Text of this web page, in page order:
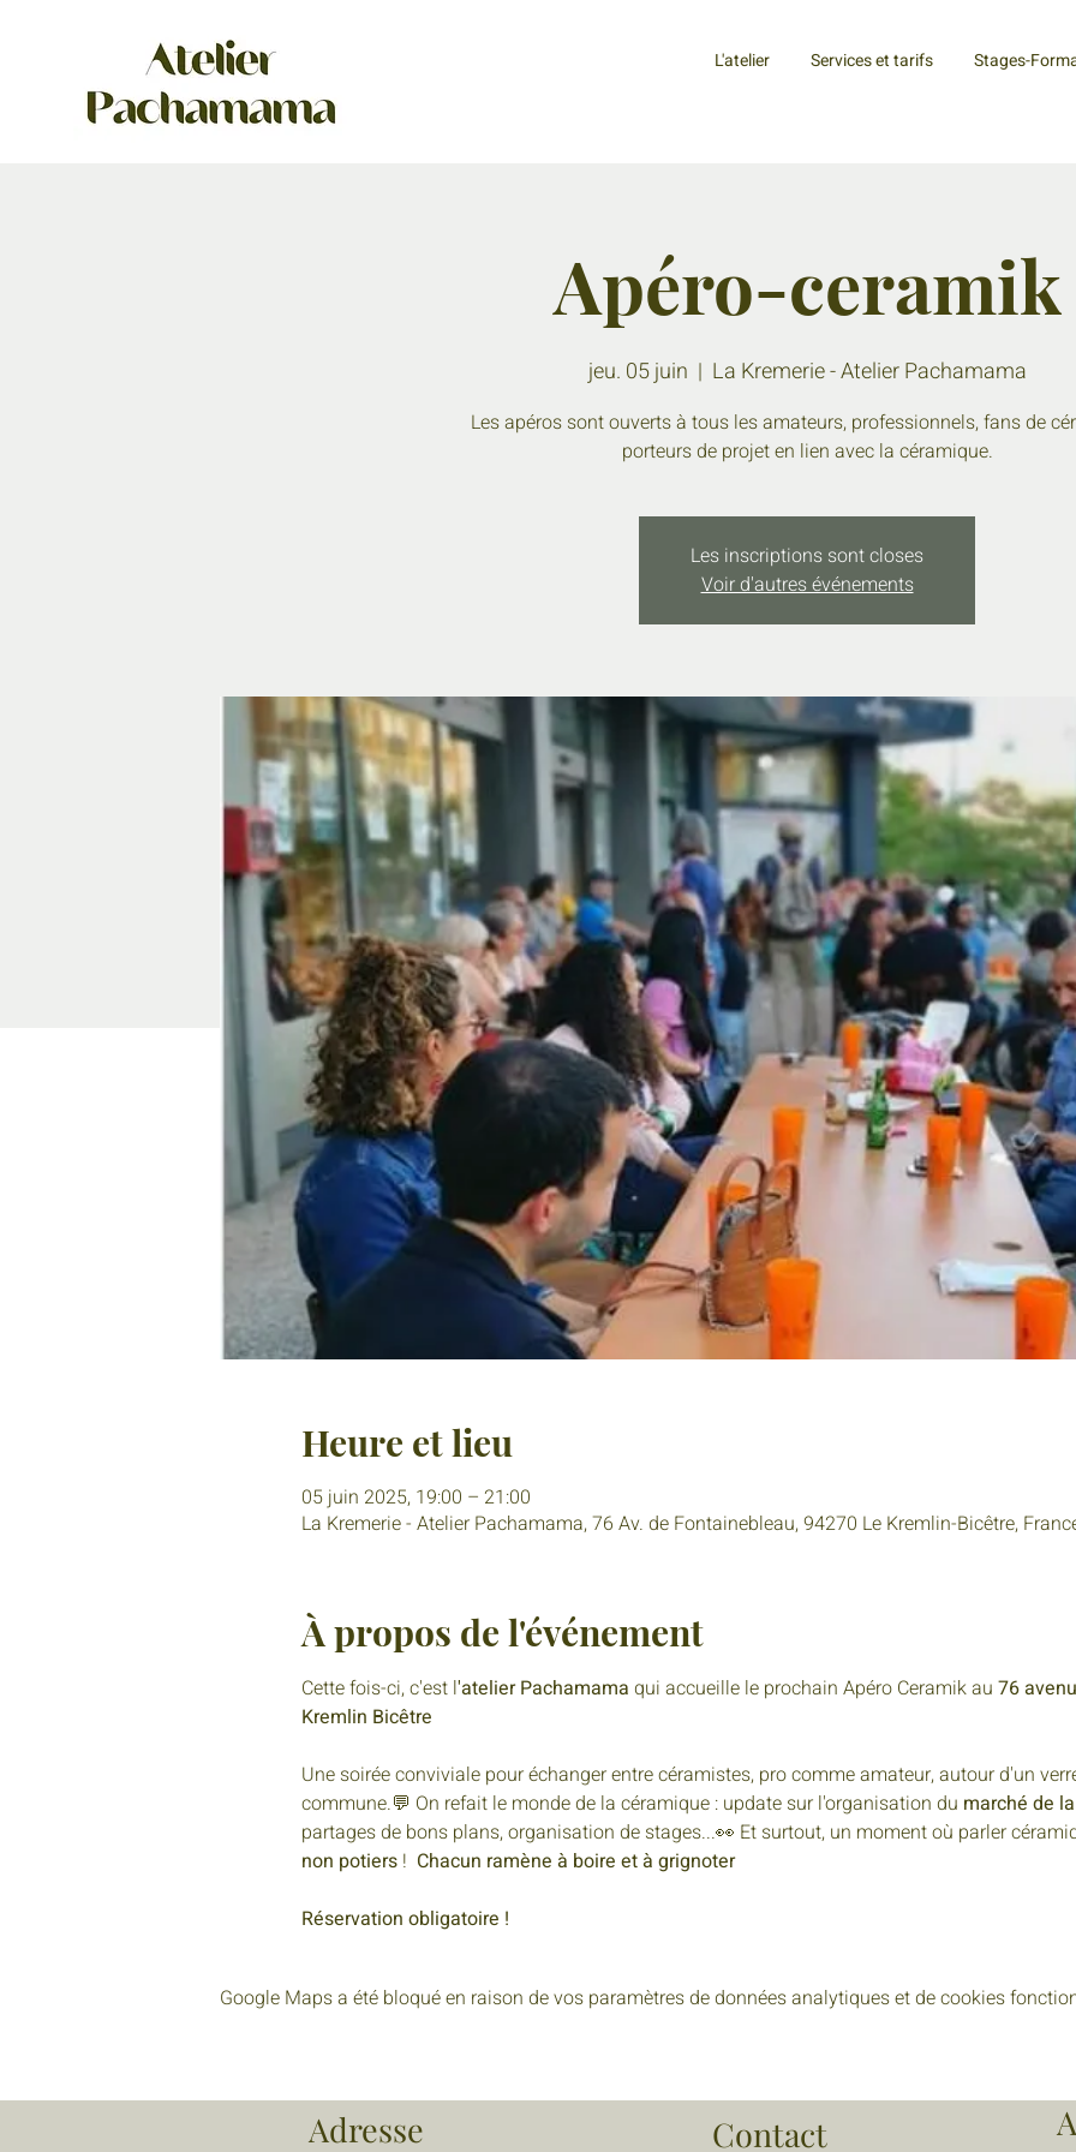
L'atelier Services et tarifs Stages-
Apéro-ceramik
jeu. 05 juin
  |
La Kremerie - Atelier Pachamama
Les apéros sont ouverts à tous les amateurs, professionnels, fans de
porteurs de projet en lien avec la céramique.
Les inscriptions sont closes
Voir d'autres événements
Heure et lieu
05 juin 2025, 19:00 – 21:00
La Kremerie - Atelier Pachamama, 76 Av. de Fontainebleau, 94270 Le Kremlin-Bicêtre,
À propos de l'événement
Cette fois-ci, c'est l'atelier Pachamama qui accueille le prochain Apéro Ceramik au 76
Kremlin Bicêtre
Une soirée conviviale pour échanger entre céramistes, pro comme amateur, autour d'un
commune.💬 On refait le monde de la céramique : update sur l'organisation du marché de
partages de bons plans, organisation de stages...👀 Et surtout, un moment où parler
non potiers ! Chacun ramène à boire et à grignoter
Réservation obligatoire !
Google Maps a été bloqué en raison de vos paramètres de données analytiques et de cookies
Adresse Contact